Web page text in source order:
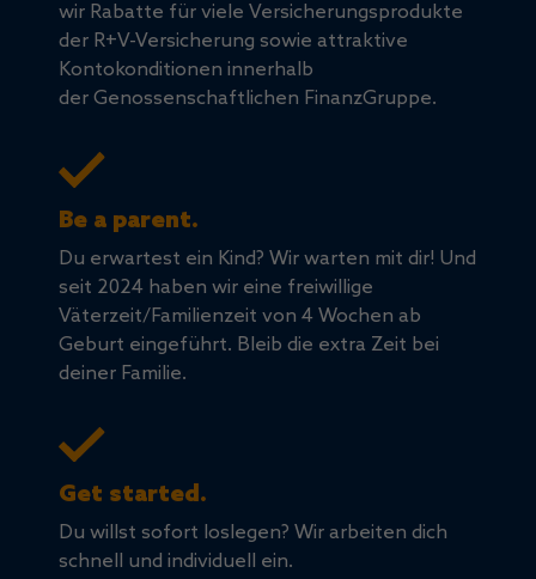
wir Rabatte für viele Versicherungsprodukte
der R+V-Versicherung sowie attraktive
Kontokonditionen innerhalb
der Genossenschaftlichen FinanzGruppe.
Be a parent.
Du erwartest ein Kind? Wir warten mit dir! Und
seit 2024 haben wir eine freiwillige
Väterzeit/Familienzeit von 4 Wochen ab
Geburt eingeführt. Bleib die extra Zeit bei
deiner Familie.
Get started.
Du willst sofort loslegen? Wir arbeiten dich
schnell und individuell ein.